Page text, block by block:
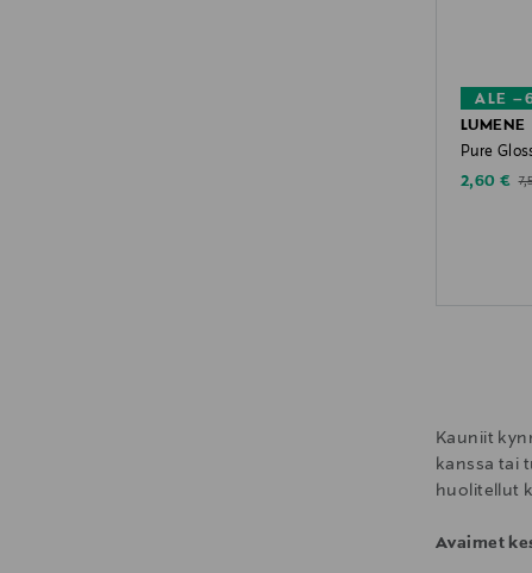
ALE
LUMENE
Pure
2,60 €
Kauniit
kanssa tai
huolitellut
Avaimet